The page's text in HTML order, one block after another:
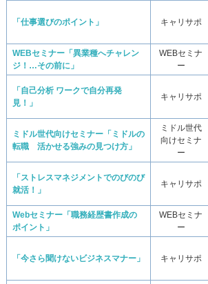
「仕事選びのポイント」 キャリサポ
WEBセミナー「異業種へチャレン
ジ！…その前に」
WEBセミナ
ー
「自己分析 ワークで自分再発
見！」
キャリサポ
ミドル世代向けセミナー「ミドルの
転職 活かせる強みの見つけ方」
ミドル世代
向けセミナ
ー
「ストレスマネジメントでのびのび
就活！」
キャリサポ
Webセミナー「職務経歴書作成の
ポイント」
WEBセミナ
ー
「今さら聞けないビジネスマナー」 キャリサポ